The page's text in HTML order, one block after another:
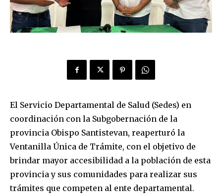
El Servicio Departamental de Salud (Sedes) en
coordinación con la Subgobernación de la
provincia Obispo Santistevan, reaperturó la
Ventanilla Única de Trámite, con el objetivo de
brindar mayor accesibilidad a la población de esta
provincia y sus comunidades para realizar sus
trámites que competen al ente departamental.